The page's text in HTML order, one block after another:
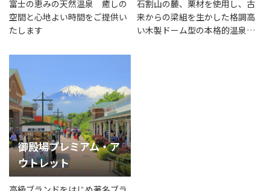
富士の恵みの天然温泉 癒しの
空間と心地よい時間をご提供い
たします
石割山の麓、栗材を使用し、古
来からの梁組を生かした格調高
い木製ドーム型の本格的温泉施
御殿場プレミアム・ア
ウトレット